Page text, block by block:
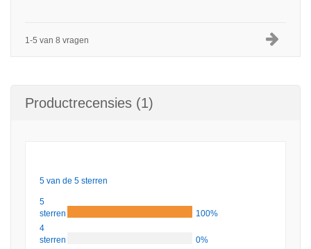
1-5 van 8 vragen
Productrecensies (1)
5 van de 5 sterren
5
sterren
100%
4
sterren
0%